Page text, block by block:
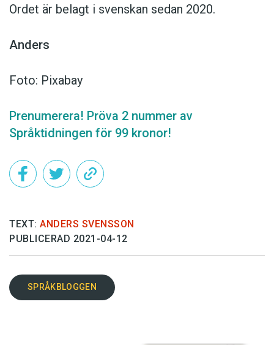
Ordet är belagt i svenskan sedan 2020.
Anders
Foto: Pixabay
Prenumerera! Pröva 2 nummer av
Språktidningen för 99 kronor!
TEXT: ANDERS SVENSSON
PUBLICERAD 2021-04-12
SPRÅKBLOGGEN